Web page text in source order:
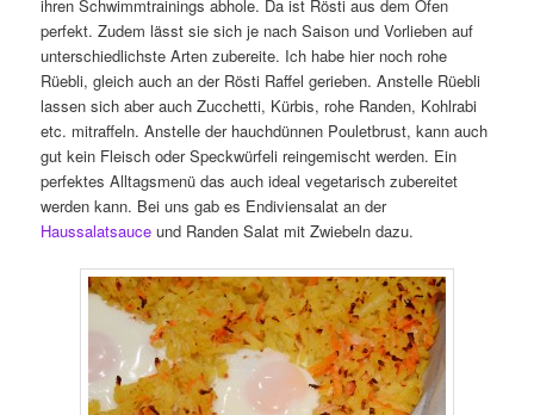
ihren Schwimmtrainings abhole. Da ist Rösti aus dem Ofen
perfekt. Zudem lässt sie sich je nach Saison und Vorlieben auf
unterschiedlichste Arten zubereite. Ich habe hier noch rohe
Rüebli, gleich auch an der Rösti Raffel gerieben. Anstelle Rüebli
lassen sich aber auch Zucchetti, Kürbis, rohe Randen, Kohlrabi
etc. mitraffeln. Anstelle der hauchdünnen Pouletbrust, kann auch
gut kein Fleisch oder Speckwürfeli reingemischt werden. Ein
perfektes Alltagsmenü das auch ideal vegetarisch zubereitet
werden kann. Bei uns gab es Endiviensalat an der
Haussalatsauce und Randen Salat mit Zwiebeln dazu.